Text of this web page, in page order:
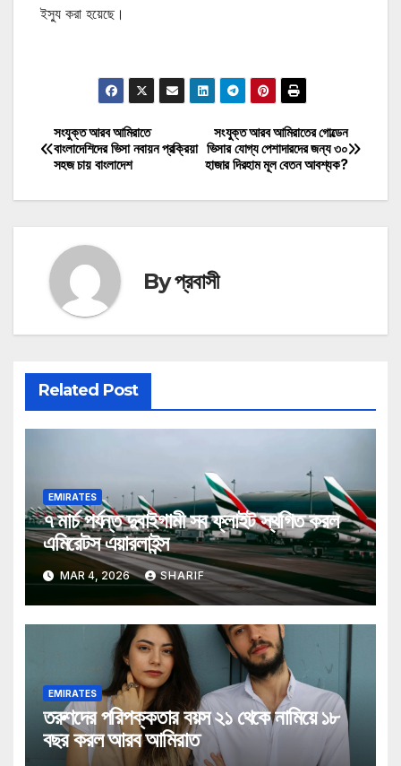
ইস্যু করা হয়েছে।
Post
navigation
সংযুক্ত আরব আমিরাতের গোল্ডেন
ভিসার যোগ্য পেশাদারদের জন্য ৩০
হাজার দিরহাম মূল বেতন আবশ্যক?
সংযুক্ত আরব আমিরাতে
বাংলাদেশিদের ভিসা নবায়ন প্রক্রিয়া
সহজ চায় বাংলাদেশ
Byপ্রবাসী
Related Post
EMIRATES
৭ মার্চ পর্যন্ত দুবাইগামী সব ফ্লাইট স্থগিত করল
এমিরেটস এয়ারলাইন্স
MAR 4, 2026 SHARIF
EMIRATES
তরুণদের পরিপক্কতার বয়স ২১ থেকে নামিয়ে ১৮
বছর করল আরব আমিরাত